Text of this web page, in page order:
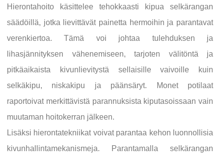
Hierontahoito käsittelee tehokkaasti kipua selkärangan
säädöillä, jotka lievittävät painetta hermoihin ja parantavat
verenkiertoa. Tämä voi johtaa tulehduksen ja
lihasjännityksen vähenemiseen, tarjoten välitöntä ja
pitkäaikaista kivunlievitystä sellaisille vaivoille kuin
selkäkipu, niskakipu ja päänsäryt. Monet potilaat
raportoivat merkittävistä parannuksista kiputasoissaan vain
muutaman hoitokerran jälkeen.
Lisäksi hierontatekniikat voivat parantaa kehon luonnollisia
kivunhallintamekanismeja. Parantamalla selkärangan